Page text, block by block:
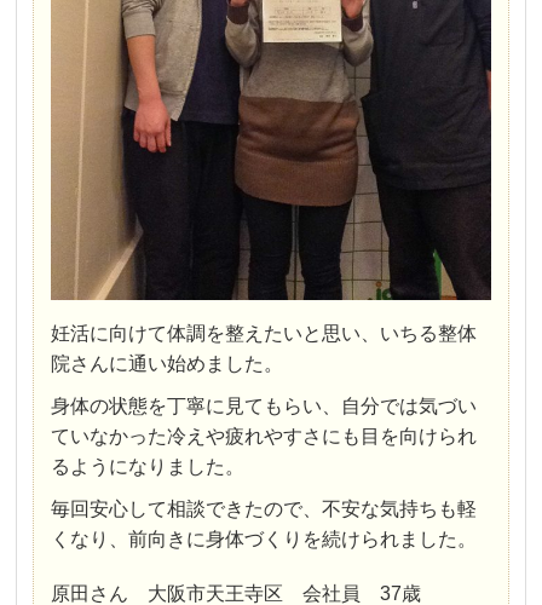
妊活に向けて体調を整えたいと思い、いちる整体
院さんに通い始めました。
身体の状態を丁寧に見てもらい、自分では気づい
ていなかった冷えや疲れやすさにも目を向けられ
るようになりました。
毎回安心して相談できたので、不安な気持ちも軽
くなり、前向きに身体づくりを続けられました。
原田さん 大阪市天王寺区 会社員 37歳